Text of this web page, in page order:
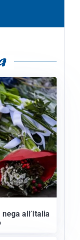
all’Italia